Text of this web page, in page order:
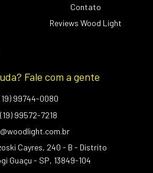
Contato
Reviews Wood Light
Fale com a gente
99744-0080
(19) 99572-7218
Cayres, 240 - B - Distrito
Guaçu - SP, 13849-104